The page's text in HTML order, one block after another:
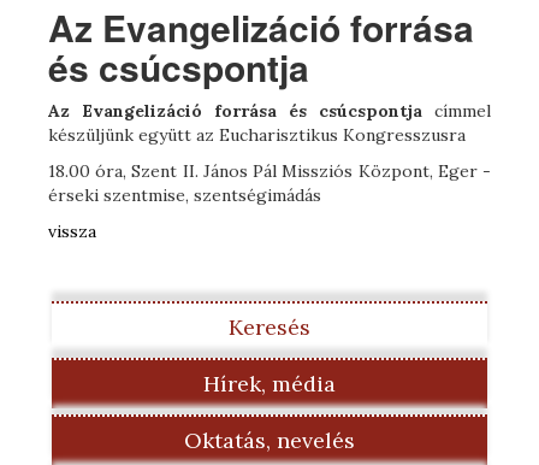
Az Evangelizáció forrása
és csúcspontja
Az Evangelizáció forrása és csúcspontja címmel
készüljünk együtt az Eucharisztikus Kongresszusra
18.00 óra, Szent II. János Pál Missziós Központ, Eger -
érseki szentmise, szentségimádás
vissza
Keresés
Hírek, média
Oktatás, nevelés